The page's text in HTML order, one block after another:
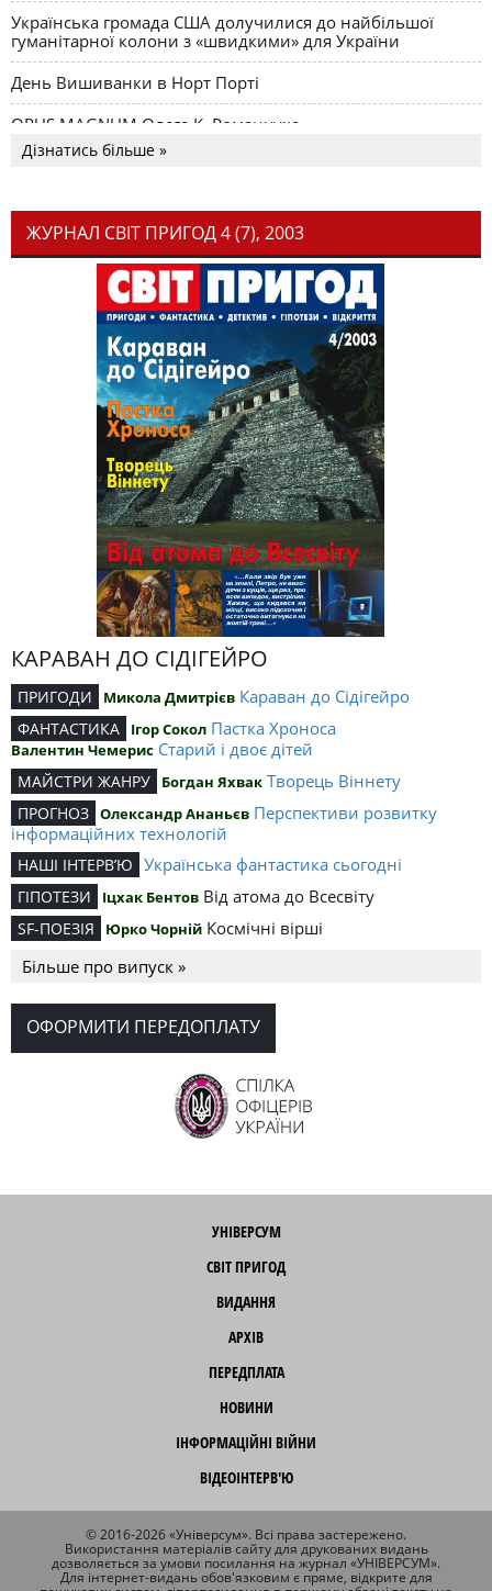
Українська громада США долучилися до найбільшої
гуманітарної колони з «швидкими» для України
День Вишиванки в Норт Порті
OPUS MAGNUM Олега К. Романчука
Дізнатись більше »
ЖУРНАЛ СВІТ ПРИГОД 4 (7), 2003
КАРАВАН ДО СІДІГЕЙРО
ПРИГОДИ Микола Дмитрієв Караван до Сідігейро
ФАНТАСТИКА Ігор Сокол Пастка Хроноса
Валентин Чемерис Старий і двоє дітей
МАЙСТРИ ЖАНРУ Богдан Яхвак Творець Віннету
ПРОГНОЗ Олександр Ананьєв Перспективи розвитку
інформаційних технологій
НАШІ ІНТЕРВ’Ю Українська фантастика сьогодні
ГІПОТЕЗИ Іцхак Бентов Від атома до Всесвіту
SF-ПОЕЗІЯ Юрко Чорній Космічні вірші
Більше про випуск »
ОФОРМИТИ ПЕРЕДОПЛАТУ
УНІВЕРСУМ
СВІТ ПРИГОД
ВИДАННЯ
АРХІВ
ПЕРЕДПЛАТА
НОВИНИ
ІНФОРМАЦІЙНІ ВІЙНИ
ВІДЕОІНТЕРВ'Ю
© 2016-2026 «Універсум». Всі права застережено.
Використання матеріалів сайту для друкованих видань
дозволяється за умови посилання на журнал «УНІВЕРСУМ».
Для інтернет-видань обов'язковим є пряме, відкрите для